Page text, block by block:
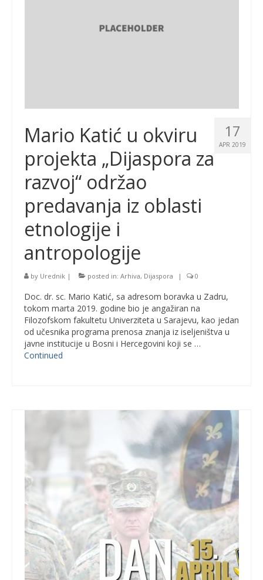
17
APR 2019
Mario Katić u okviru
projekta „Dijaspora za
razvoj“ održao
predavanja iz oblasti
etnologije i
antropologije
by Urednik | posted in: Arhiva, Dijaspora | 0
Doc. dr. sc. Mario Katić, sa adresom boravka u Zadru,
tokom marta 2019. godine bio je angažiran na
Filozofskom fakultetu Univerziteta u Sarajevu, kao jedan
od učesnika programa prenosa znanja iz iseljeništva u
javne institucije u Bosni i Hercegovini koji se …
Continued